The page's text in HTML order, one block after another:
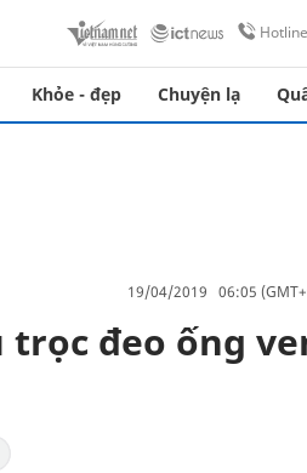
Khỏe - đẹp Chuyện lạ
19/04/2019 06:05
đeo ống